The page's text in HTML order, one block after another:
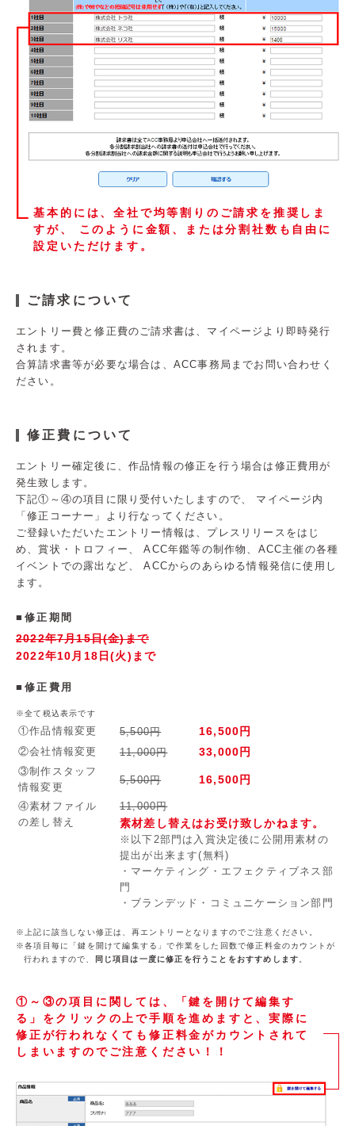
基本的には、全社で均等割りのご請求を推奨しま
すが、
このように金額、または分割社数も自由に
設定いただけます。
ご請求について
エントリー費と修正費のご請求書は、マイページより即時発行
されます。
合算請求書等が必要な場合は、ACC事務局までお問い合わせく
ださい。
修正費について
エントリー確定後に、作品情報の修正を行う場合は修正費用が
発生致します。
下記①～④の項目に限り受付いたしますので、
マイページ内
「修正コーナー」より行なってください。
ご登録いただいたエントリー情報は、プレスリリースをはじ
め、賞状・トロフィー、
ACC年鑑等の制作物、ACC主催の各種
イベントでの露出など、
ACCからのあらゆる情報発信に使用し
ます。
修正期間
2022年7月15日(金)まで
2022年10月18日(火)まで
修正費用
全て税込表示です
①作品情報変更 5,500円 16,500円
②会社情報変更 11,000円 33,000円
③制作スタッフ
情報変更
5,500円 16,500円
④素材ファイル
の差し替え
11,000円
素材差し替えはお受け致しかねます。
※以下2部門は入賞決定後に公開用素材の
提出が出来ます(無料)
・マーケティング・エフェクティブネス部
門
・ブランデッド・コミュニケーション部門
上記に該当しない修正は、再エントリーとなりますのでご注意ください。
各項目毎に「鍵を開けて編集する」で作業をした回数で修正料金のカウントが
行われますので、
同じ項目は一度に修正を行うことをおすすめします
①～③の項目に関しては、「鍵を開けて編集す
る」をクリックの上で手順を進めますと、実際に
修正が行われなくても修正料金がカウントされて
しまいますのでご注意ください！！